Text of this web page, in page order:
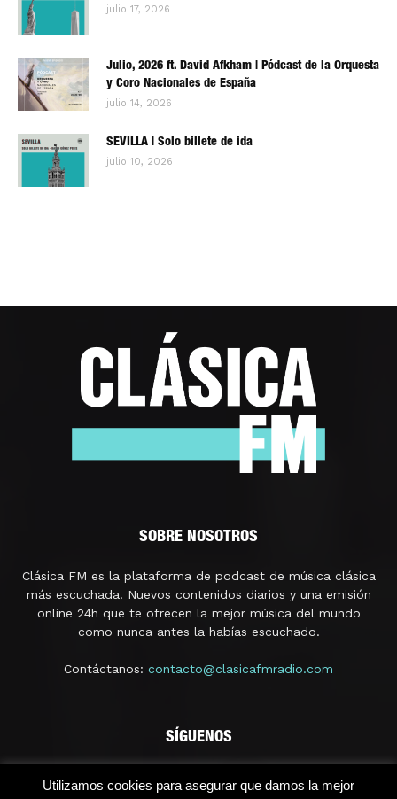
julio 17, 2026
Julio, 2026 ft. David Afkham | Pódcast de la Orquesta
y Coro Nacionales de España
julio 14, 2026
SEVILLA | Solo billete de ida
julio 10, 2026
SOBRE NOSOTROS
Clásica FM es la plataforma de podcast de música clásica
más escuchada. Nuevos contenidos diarios y una emisión
online 24h que te ofrecen la mejor música del mundo
como nunca antes la habías escuchado.
Contáctanos: contacto@clasicafmradio.com
SÍGUENOS
Utilizamos cookies para asegurar que damos la mejor